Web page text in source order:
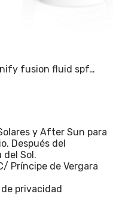
fusion fluid spf…
y After Sun para
Después del
del Sol.
Príncipe de Vergara
privacidad